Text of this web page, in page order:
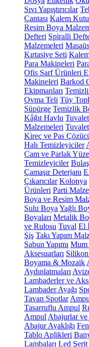
Sıvı Yapıştırıcılar
Çantası Kalem
Resim Boya
Defteri Spiralli
Malzemeleri
Kırtasiye Seti
Para Makineleri
Ofis Sarf Ürünleri
Makineleri Barkod
Ekipmanları
Ovma Teli Tüy
Süpürge Temizlik
Kâğıt Havlu
Malzemeleri
Kireç ve Pas
Halı Temizleyiciler
Cam ve Parlak
Temizleyiciler
Çamaşır Deterjanı
Çıkarıcılar Kolonya
Ürünleri Parti
Boya ve Resim
Sulu Boya Yağlı
Boyaları Metalik
ve Rulosu Tuval El
Şiş Takı Yapım
Sabun Yapımı Mum
Aksesuarları Silikon
Boyama & Mozaik
Aydınlatmaları
Lambaderler ve
Lambader Ayağı
Tavan Spotlar
Tasarruflu Ampul
Ampul Abajurlar ve
Abajur Ayaklığı
Tablo Aplikleri
Lambaları Led Şerit